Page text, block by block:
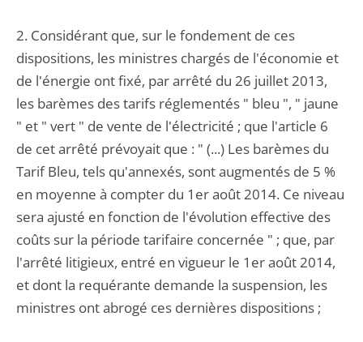
2. Considérant que, sur le fondement de ces
dispositions, les ministres chargés de l'économie et
de l'énergie ont fixé, par arrêté du 26 juillet 2013,
les barèmes des tarifs réglementés " bleu ", " jaune
" et " vert " de vente de l'électricité ; que l'article 6
de cet arrêté prévoyait que : " (...) Les barèmes du
Tarif Bleu, tels qu'annexés, sont augmentés de 5 %
en moyenne à compter du 1er août 2014. Ce niveau
sera ajusté en fonction de l'évolution effective des
coûts sur la période tarifaire concernée " ; que, par
l'arrêté litigieux, entré en vigueur le 1er août 2014,
et dont la requérante demande la suspension, les
ministres ont abrogé ces dernières dispositions ;